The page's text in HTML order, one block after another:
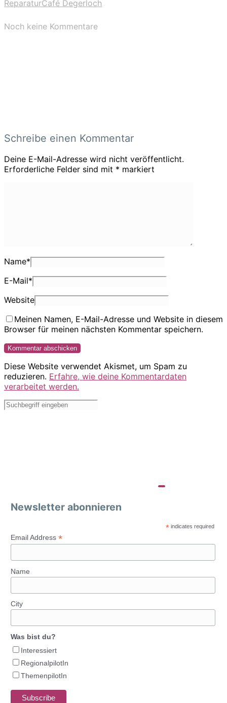
ReparaturCafé Degerloch
Noch keine Kommentare
Schreibe einen Kommentar
Deine E-Mail-Adresse wird nicht veröffentlicht.
Erforderliche Felder sind mit * markiert
Name*
E-Mail*
Website
Meinen Namen, E-Mail-Adresse und Website in diesem
Browser für meinen nächsten Kommentar speichern.
Diese Website verwendet Akismet, um Spam zu
reduzieren. Erfahre, wie deine Kommentardaten
verarbeitet werden.
Newsletter abonnieren
* indicates required
Email Address *
Name
City
Was bist du?
Interessiert
RegionalpilotIn
ThemenpilotIn